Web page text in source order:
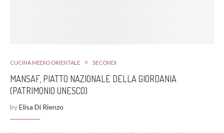
CUCINA MEDIO ORIENTALE SECONDI
MANSAF, PIATTO NAZIONALE DELLA GIORDANIA
(PATRIMONIO UNESCO)
byElisa Di Rienzo